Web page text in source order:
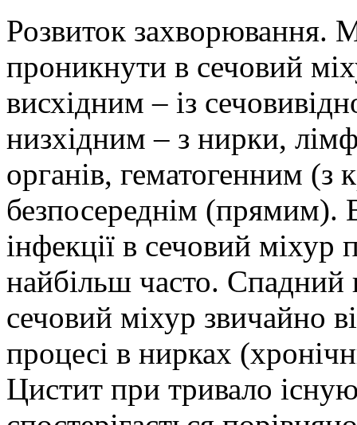
Розвиток захворювання.
проникнути в сечовий
висхідним – із
низхідним – з нирки,
органів, гематогенним (з
безпосереднім
інфекції в сечовий міхур
найбільш часто. Спадний
сечовий міхур звичайно
процесі в нирках
Цистит при тривало